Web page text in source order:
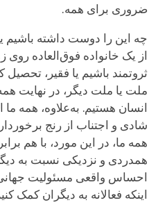
ضروری برای همه.
چه این را دوست داشته باشیم
از یک خانواده فوق‌العاده روی
ثروتمند باشیم یا فقیر، تحصیل‌
ملت یا ملت دیگر، در نهایت
انسان هستیم. به‌علاوه، همه
شادی و اجتناب از رنج
همه ما، در این مورد، با هم
همدردی و نزدیکی نسبت به
احساس واقعی مسئولیت
اینکه فعالانه به دیگران کمک